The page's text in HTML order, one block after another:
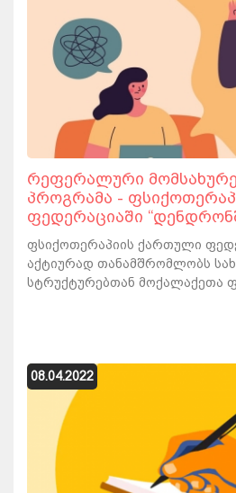
რეფერალური
პროგრამა -
ფედერაციაში
ფსიქოთერაპიის ქართული
აქტიურად თანამშრომლობს
სტრუქტურებთან მოქალაქეთა
08.04.2022